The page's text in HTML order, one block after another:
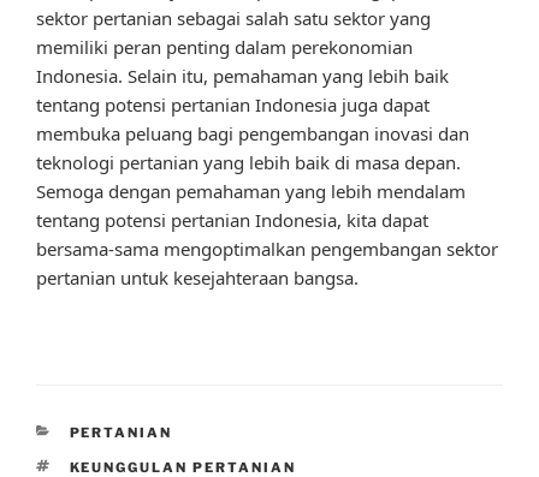
sektor pertanian sebagai salah satu sektor yang
memiliki peran penting dalam perekonomian
Indonesia. Selain itu, pemahaman yang lebih baik
tentang potensi pertanian Indonesia juga dapat
membuka peluang bagi pengembangan inovasi dan
teknologi pertanian yang lebih baik di masa depan.
Semoga dengan pemahaman yang lebih mendalam
tentang potensi pertanian Indonesia, kita dapat
bersama-sama mengoptimalkan pengembangan sektor
pertanian untuk kesejahteraan bangsa.
CATEGORIES
PERTANIAN
TAGS
KEUNGGULAN PERTANIAN